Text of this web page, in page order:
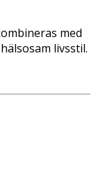
med
livsstil.